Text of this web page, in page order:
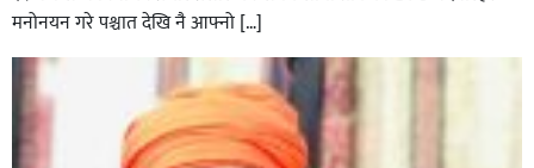
मनोनयन गरे पश्चात देखि नै आफ्नो […]